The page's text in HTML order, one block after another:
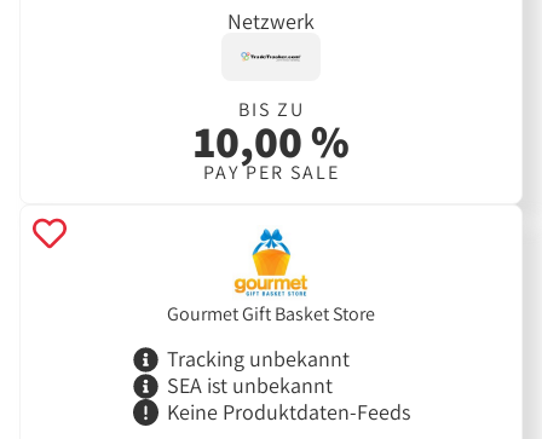
Netzwerk
BIS ZU
10,00 %
PAY PER SALE
Gourmet Gift Basket Store
Tracking unbekannt
SEA ist unbekannt
Keine Produktdaten-Feeds